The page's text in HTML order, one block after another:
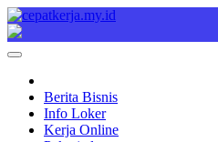
Skip
to
content
Cepat Kerja
Berita Bisnis
Berita Bisnis
Info Loker
Kerja Online